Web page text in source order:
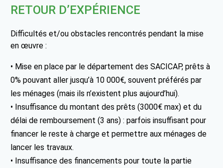
RETOUR D’EXPÉRIENCE
Difficultés et/ou obstacles rencontrés pendant la mise
en œuvre :
• Mise en place par le département des SACICAP, prêts à
0% pouvant aller jusqu’à 10 000€, souvent préférés par
les ménages (mais ils n’existent plus aujourd’hui).
• Insuffisance du montant des prêts (3000€ max) et du
délai de remboursement (3 ans) : parfois insuffisant pour
financer le reste à charge et permettre aux ménages de
lancer les travaux.
• Insuffisance des financements pour toute la partie